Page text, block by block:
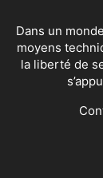
Dans un
moyens
la liberté de